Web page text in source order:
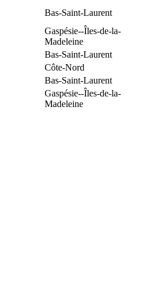
Bas-Saint-Laurent
Gaspésie--Îles-de-la-
Madeleine
Bas-Saint-Laurent
Côte-Nord
Bas-Saint-Laurent
Gaspésie--Îles-de-la-
Madeleine